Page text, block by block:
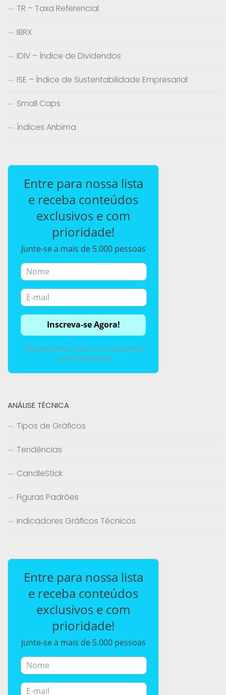
TR – Taxa Referencial
IBRX
IDIV – Índice de Dividendos
ISE – Índice de Sustentabilidade Empresarial
Small Caps
Índices Anbima
Entre para nossa lista
e receba conteúdos
exclusivos e com
prioridade!
Junte-se a mais de 5.000 pessoas
Não enviamos spam e respeitamos
sua privacidade!
ANÁLISE TÉCNICA
Tipos de Gráficos
Tendências
CandleStick
Figuras Padrões
Indicadores Gráficos Técnicos
Entre para nossa lista
e receba conteúdos
exclusivos e com
prioridade!
Junte-se a mais de 5.000 pessoas